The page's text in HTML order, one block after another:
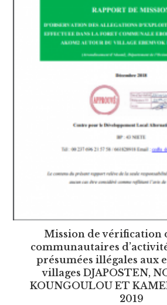
Mission de vérification
communautaires
présumées illégales aux
villages DJAPOSTEN,
KOUNGOULOU ET
2019